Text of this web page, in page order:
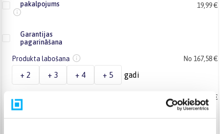
pakalpojums
19,99 €
Garantijas
pagarināšana
Produkta labošana No 167,58 €
+ 2 + 3 + 4 + 5 gadi
Produkta maiņa No 226,70 €
+ 2